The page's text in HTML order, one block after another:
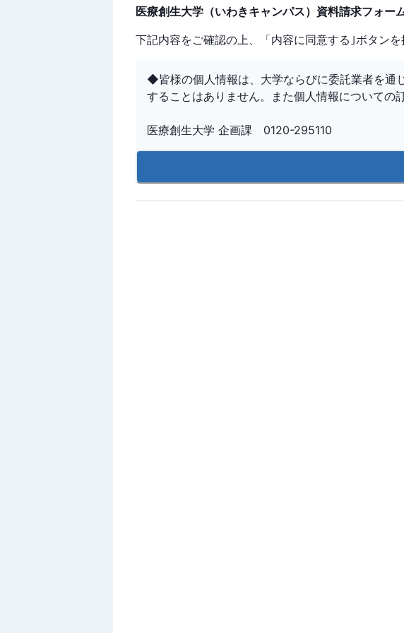
医療創生大学（いわきキャンパス）資料請求フォー
下記内容をご確認の上、「内容に同意する｣ボタンを
◆皆様の個人情報は、大学ならびに委託業者を通
することはありません。また個人情報についての
医療創生大学 企画課 0120-295110